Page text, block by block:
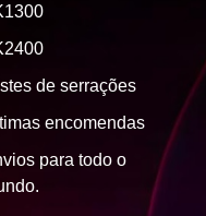
de serrações
encomendas
para todo o